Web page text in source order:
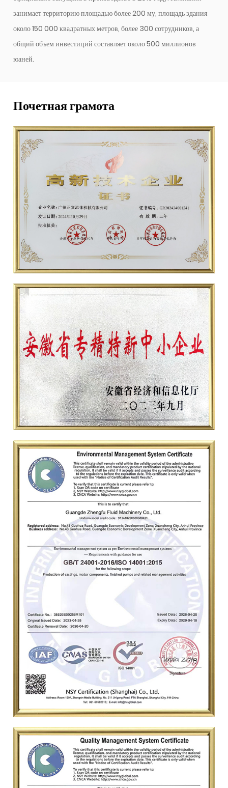
занимает территорию площадью более 200 му, площадь здания
около 150 000 квадратных метров, более 300 сотрудников, а
общий объем инвестиций составляет около 500 миллионов
юаней.
Почетная грамота